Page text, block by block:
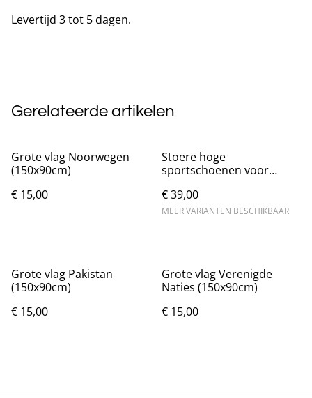
Levertijd 3 tot 5 dagen.
Gerelateerde artikelen
Grote vlag Noorwegen
(150x90cm)
€ 15,00
Stoere hoge
sportschoenen voor
€ 39,00
MEER VARIANTEN BESCHIKBAAR
Grote vlag Pakistan
(150x90cm)
€ 15,00
Grote vlag Verenigde
Naties (150x90cm)
€ 15,00